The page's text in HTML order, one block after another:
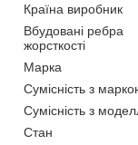
Країна виробник
Вбудовані ребра
жорсткості
Марка
Сумісність з
Сумісність з
Стан